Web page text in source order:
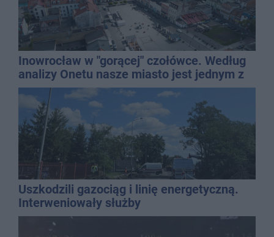
Inowrocław w "gorącej" czołówce. Według
analizy Onetu nasze miasto jest jednym z
najbardziej narażonych na upały
Uszkodzili gazociąg i linię energetyczną.
Interweniowały służby